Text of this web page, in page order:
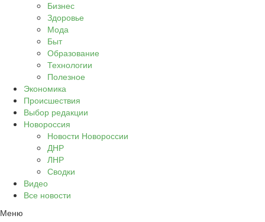
Бизнес
Здоровье
Мода
Быт
Образование
Технологии
Полезное
Экономика
Происшествия
Выбор редакции
Новороссия
Новости Новороссии
ДНР
ЛНР
Сводки
Видео
Все новости
Меню